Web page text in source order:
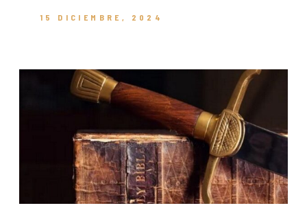
15 DICIEMBRE, 2024